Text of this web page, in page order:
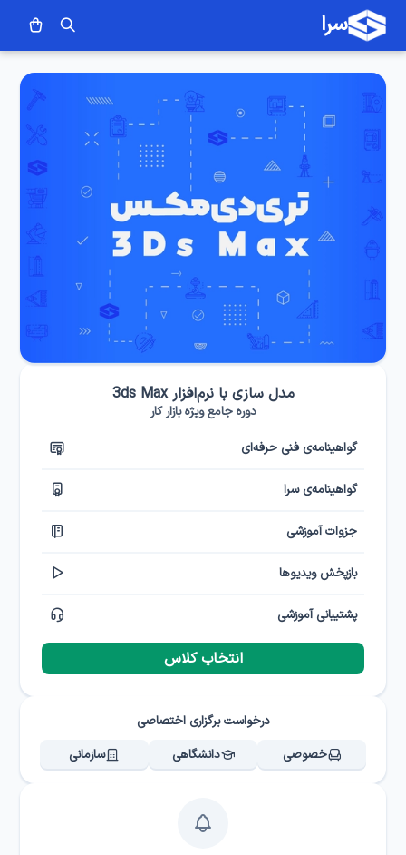
سرا
مدل سازی با نرم‌افزار 3ds Max
دوره جامع ویژه بازار کار
گواهینامه‌ی فنی حرفه‌ای
گواهینامه‌ی سرا
جزوات آموزشی
بازپخش ویدیوها
پشتیبانی آموزشی
انتخاب کلاس
درخواست برگزاری اختصاصی
خصوصی
دانشگاهی سازمانی